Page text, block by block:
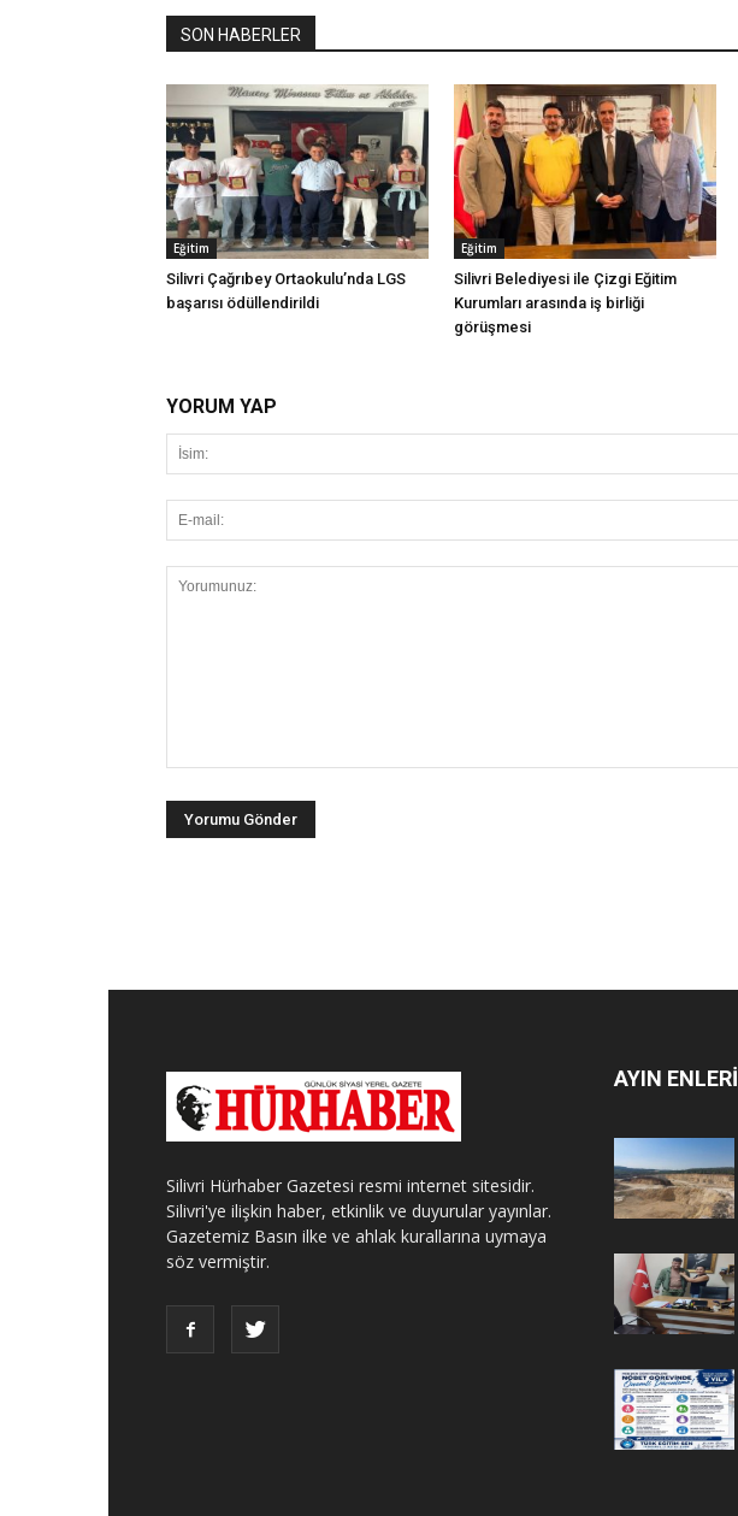
SON HABERLER
Eğitim
Silivri Çağrıbey Ortaokulu’nda LGS
başarısı ödüllendirildi
Eğitim
Silivri Belediyesi ile Çizgi Eğitim
Kurumları arasında iş birliği
görüşmesi
YORUM YAP
Silivri Hürhaber Gazetesi resmi internet sitesidir.
Silivri'ye ilişkin haber, etkinlik ve duyurular yayınlar.
Gazetemiz Basın ilke ve ahlak kurallarına uymaya
söz vermiştir.
AYIN ENLERİ